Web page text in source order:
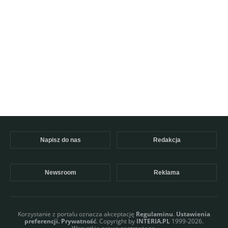
Napisz do nas Redakcja
Newsroom Reklama
Korzystanie z portalu oznacza akceptację Regulaminu. Ustawienia
preferencji. Prywatność. Copyright by INTERIA.PL 1999-2026.